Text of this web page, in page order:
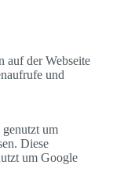
auf der Webseite
und
um
Diese
um Google